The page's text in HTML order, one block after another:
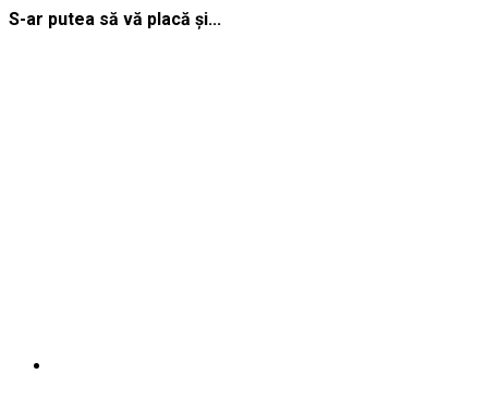
S-ar putea să vă placă și...